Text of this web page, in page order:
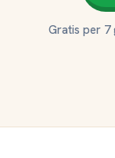
Gratis per 7